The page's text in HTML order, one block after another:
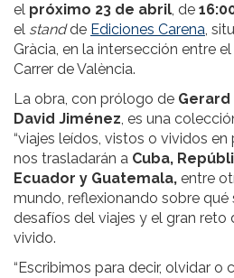
el próximo 23 de abril, de
el standde Ediciones Carena,
Gràcia, en la intersección entre
Carrer de València.
La obra, con prólogo de Gerard
David Jiménez, es una
“viajes leídos, vistos o vividos en
nos trasladarán a Cuba,
Ecuador y Guatemala, entre
mundo, reflexionando sobre qué
desafíos del viajes y el gran
vivido.
“Escribimos para decir, olvidar o